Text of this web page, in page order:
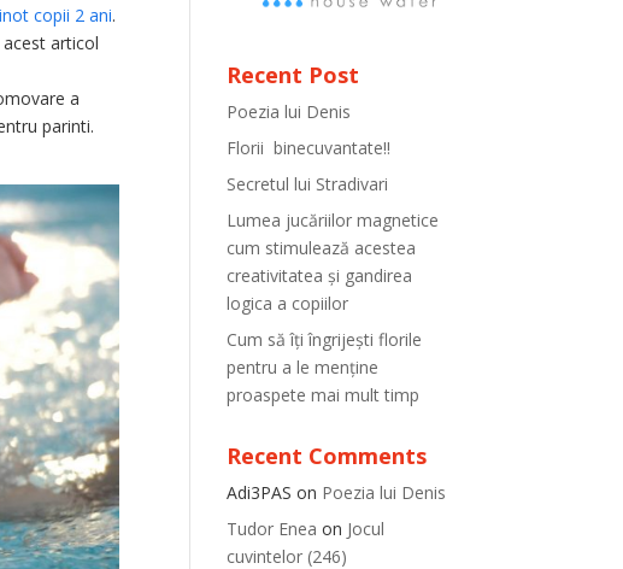
copii 2 ani.
articol
a
parinti.
Recent Post
Poezia lui Denis
Florii binecuvantate!!
Secretul lui Stradivari
Lumea jucăriilor magnetice
cum stimulează acestea
creativitatea și gandirea
logica a copiilor
Cum să îți îngrijești florile
pentru a le menține
proaspete mai mult timp
Recent Comments
Adi3PAS on Poezia lui Denis
Tudor Enea on Jocul
cuvintelor (246)